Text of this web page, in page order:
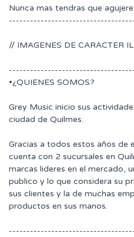
Nunca mas tendras que
// IMAGENES DE CARACTER
•¿QUIENES SOMOS?
Grey Music inicio sus
ciudad de Quilmes.
Gracias a todos estos años de
cuenta con 2 sucursales en
marcas lideres en el mercado,
publico y lo que considera su
sus clientes y la de muchas
productos en sus manos.